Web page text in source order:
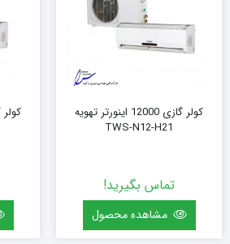
کولر گازی 12000 اینورتر تهویه
TWS-N12-H21
تماس بگیرید!
مشاهده محصول